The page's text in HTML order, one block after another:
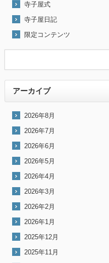
寺子屋式
寺子屋日記
限定コンテンツ
アーカイブ
2026年8月
2026年7月
2026年6月
2026年5月
2026年4月
2026年3月
2026年2月
2026年1月
2025年12月
2025年11月